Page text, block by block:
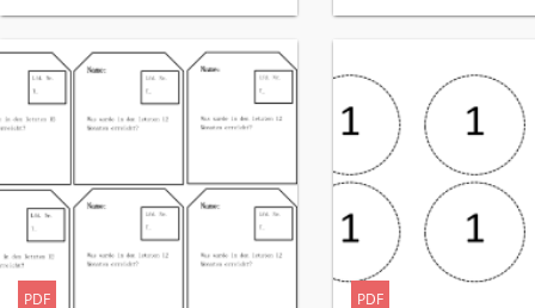
PDF PDF